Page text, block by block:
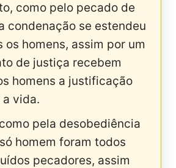
como pelo pecado de
condenação se estendeu
os homens, assim por um
de justiça recebem
homens a justificação
a vida.
pela desobediência
homem foram todos
pecadores, assim